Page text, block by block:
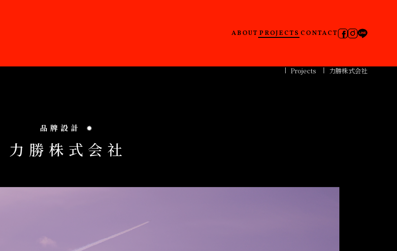
ABOUT PROJECTS CONTACT
Projects 力勝株式会社
品牌設計 ✹
力 勝 株 式 会 社